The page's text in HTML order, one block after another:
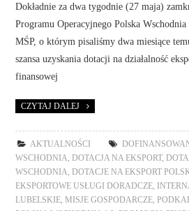
Dokładnie za dwa tygodnie (27 maja)
Programu Operacyjnego Polska
MŚP, o którym pisaliśmy dwa miesiące
szansa uzyskania dotacji na działalność
finansowej
CZYTAJ DALEJ
AKTUALNOŚCI
WSCHODNIA ,DOTACJA NA EKSPORT,
WSCHODNIA ,DOTACJE NA EKSPORT
EKSPORTOWE USŁUGI DORADCZE
LUBELSKIE ,MISJE GOSPODARCZE ,